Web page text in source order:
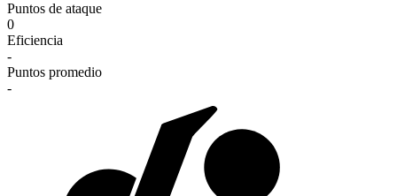
Puntos de ataque
0
Eficiencia
-
Puntos promedio
-